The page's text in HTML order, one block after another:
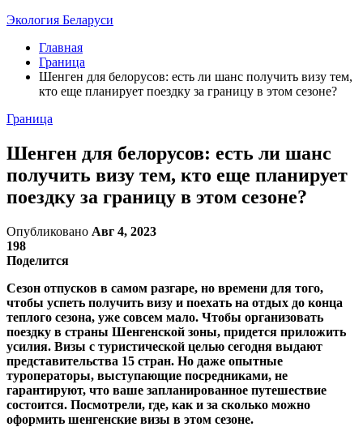
Экология Беларуси
Главная
Граница
Шенген для белорусов: есть ли шанс получить визу тем,
кто еще планирует поездку за границу в этом сезоне?
Граница
Шенген для белорусов: есть ли шанс
получить визу тем, кто еще планирует
поездку за границу в этом сезоне?
Опубликовано Авг 4, 2023
198
Поделится
Сезон отпусков в самом разгаре, но времени для того,
чтобы успеть получить визу и поехать на отдых до конца
теплого сезона, уже совсем мало. Чтобы организовать
поездку в страны Шенгенской зоны, придется приложить
усилия. Визы с туристической целью сегодня выдают
представительства 15 стран. Но даже опытные
туроператоры, выступающие посредниками, не
гарантируют, что ваше запланированное путешествие
состоится. Посмотрели, где, как и за сколько можно
оформить шенгенские визы в этом сезоне.